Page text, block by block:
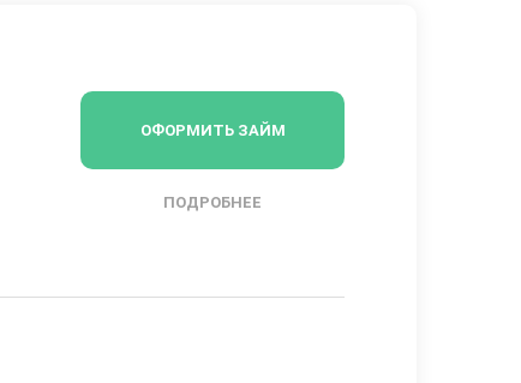
ОФОРМИТЬ ЗАЙМ
ПОДРОБНЕЕ